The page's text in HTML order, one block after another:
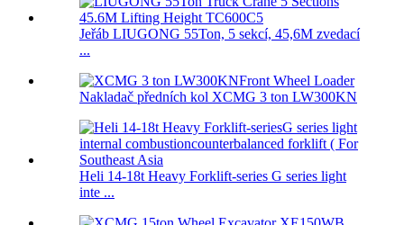
Jeřáb LIUGONG 55Ton, 5 sekcí, 45,6M zvedací
...
Nakladač předních kol XCMG 3 ton LW300KN
Heli 14-18t Heavy Forklift-series G series light
inte ...